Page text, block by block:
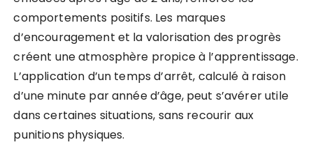
comportements positifs. Les marques
d’encouragement et la valorisation des progrès
créent une atmosphère propice à l’apprentissage.
L’application d’un temps d’arrêt, calculé à raison
d’une minute par année d’âge, peut s’avérer utile
dans certaines situations, sans recourir aux
punitions physiques.